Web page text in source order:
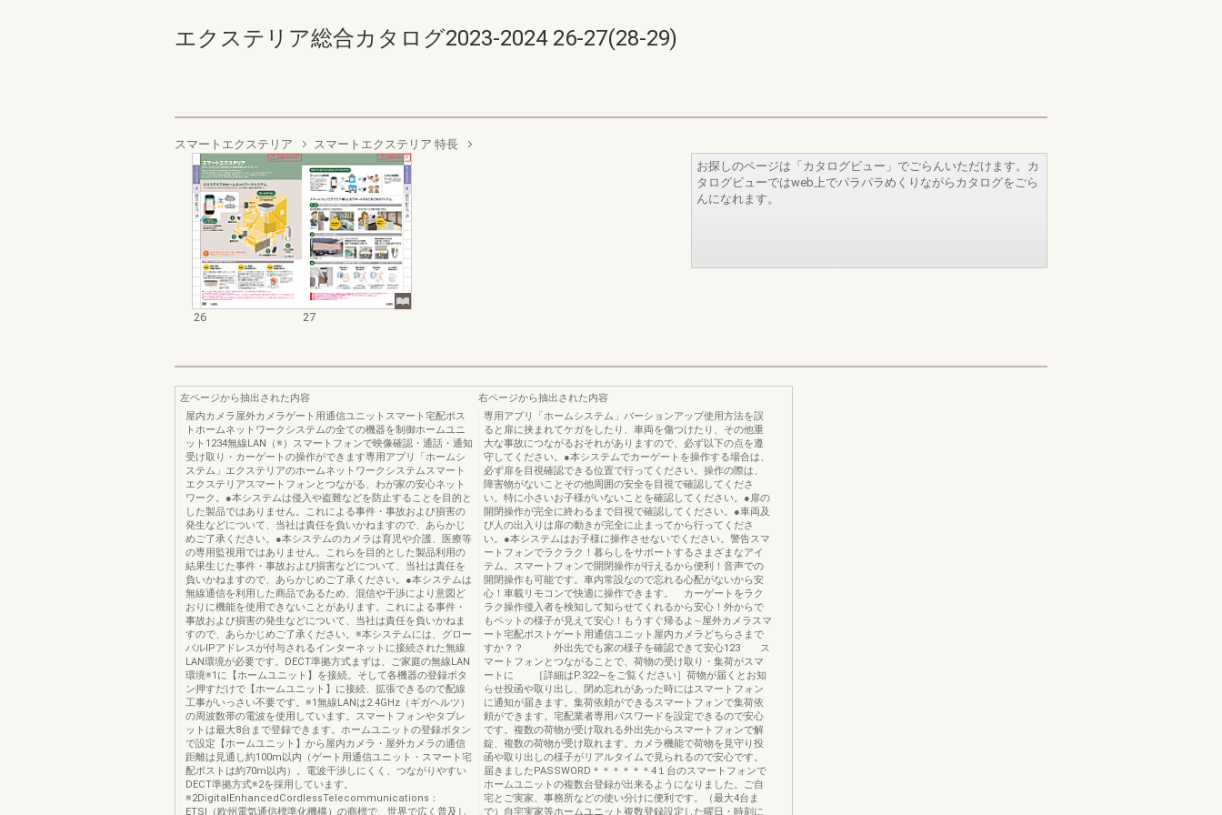
エクステリア総合カタログ2023-2024 26-27(28-29)
スマートエクステリア スマートエクステリア 特長
26 27
お探しのページは「カタログビュー」でごらんいただけます。カ
タログビューではweb上でパラパラめくりながらカタログをごら
んになれます。
左ページから抽出された内容
屋内カメラ屋外カメラゲート用通信ユニットスマート宅配ポス
トホームネットワークシステムの全ての機器を制御ホームユニ
ット1234無線LAN（※）スマートフォンで映像確認・通話・通知
受け取り・カーゲートの操作ができます専用アプリ「ホームシ
ステム」エクステリアのホームネットワークシステムスマート
エクステリアスマートフォンとつながる、わが家の安心ネット
ワーク。●本システムは侵入や盗難などを防止することを目的と
した製品ではありません。これによる事件・事故および損害の
発生などについて、当社は責任を負いかねますので、あらかじ
めご了承ください。●本システムのカメラは育児や介護、医療等
の専用監視用ではありません。これらを目的とした製品利用の
結果生じた事件・事故および損害などについて、当社は責任を
負いかねますので、あらかじめご了承ください。●本システムは
無線通信を利用した商品であるため、混信や干渉により意図ど
おりに機能を使用できないことがあります。これによる事件・
事故および損害の発生などについて、当社は責任を負いかねま
すので、あらかじめご了承ください。※本システムには、グロー
バルIPアドレスが付与されるインターネットに接続された無線
LAN環境が必要です。DECT準拠方式まずは、ご家庭の無線LAN
環境※1に【ホームユニット】を接続。そして各機器の登録ボタ
ン押すだけで【ホームユニット】に接続、拡張できるので配線
工事がいっさい不要です。※1無線LANは2.4GHz（ギガヘルツ）
の周波数帯の電波を使用しています。スマートフォンやタブレ
ットは最大8台まで登録できます。ホームユニットの登録ボタン
で設定【ホームユニット】から屋内カメラ・屋外カメラの通信
距離は見通し約100m以内（ゲート用通信ユニット・スマート宅
配ポストは約70m以内）。電波干渉しにくく、つながりやすい
DECT準拠方式※2を採用しています。
※2DigitalEnhancedCordlessTelecommunications：
ETSI（欧州電気通信標準化機構）の商標で、世界で広く普及し
右ページから抽出された内容
専用アプリ「ホームシステム」バーションアップ使用方法を誤
ると扉に挟まれてケガをしたり、車両を傷つけたり、その他重
大な事故につながるおそれがありますので、必ず以下の点を遵
守してください。●本システムでカーゲートを操作する場合は、
必ず扉を目視確認できる位置で行ってください。操作の際は、
障害物がないことその他周囲の安全を目視で確認してくださ
い。特に小さいお子様がいないことを確認してください。●扉の
開閉操作が完全に終わるまで目視で確認してください。●車両及
び人の出入りは扉の動きが完全に止まってから行ってくださ
い。●本システムはお子様に操作させないでください。警告スマ
ートフォンでラクラク！暮らしをサポートするさまざまなアイ
テム。スマートフォンで開閉操作が行えるから便利！音声での
開閉操作も可能です。車内常設なので忘れる心配がないから安
心！車載リモコンで快適に操作できます。 カーゲートをラク
ラク操作侵入者を検知して知らせてくれるから安心！外からで
もペットの様子が見えて安心！もうすぐ帰るよ∼屋外カメラスマ
ート宅配ポストゲート用通信ユニット屋内カメラどちらさまで
すか？？ 外出先でも家の様子を確認できて安心123 ス
マートフォンとつながることで、荷物の受け取り・集荷がスマ
ートに ［詳細はP.322∼をご覧ください］荷物が届くとお知
らせ投函や取り出し、閉め忘れがあった時にはスマートフォン
に通知が届きます。集荷依頼ができるスマートフォンで集荷依
頼ができます。宅配業者専用パスワードを設定できるので安心
です。複数の荷物が受け取れる外出先からスマートフォンで解
錠、複数の荷物が受け取れます。カメラ機能で荷物を見守り投
函や取り出しの様子がリアルタイムで見られるので安心です。
届きましたPASSWORD＊＊＊＊＊＊4１台のスマートフォンで
ホームユニットの複数台登録が出来るようになりました。ご自
宅とご実家、事務所などの使い分けに便利です。（最大4台ま
で）自宅実家等ホームユニット複数登録設定した曜日・時刻に